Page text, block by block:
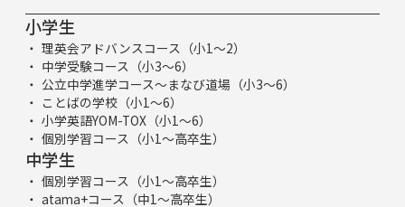
小学生
理英会アドバンスコース（小1～2）
中学受験コース（小3～6）
公立中学進学コース～まなび道場（小3～6）
ことばの学校（小1～6）
小学英語YOM-TOX（小1～6）
個別学習コース（小1～高卒生）
中学生
個別学習コース（小1～高卒生）
atama+コース（中1～高卒生）